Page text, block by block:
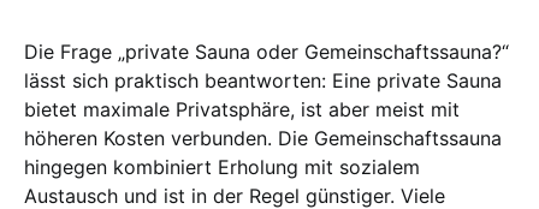
Die Frage „private Sauna oder Gemeinschaftssauna?“
lässt sich praktisch beantworten: Eine private Sauna
bietet maximale Privatsphäre, ist aber meist mit
höheren Kosten verbunden. Die Gemeinschaftssauna
hingegen kombiniert Erholung mit sozialem
Austausch und ist in der Regel günstiger. Viele